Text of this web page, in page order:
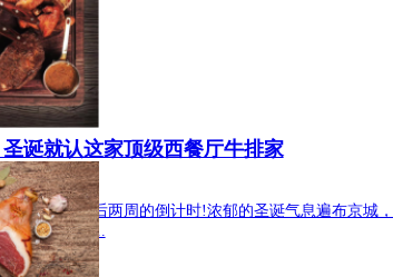
大街小巷...
诞就认这家顶级西餐厅牛排家
节，进入最后两周的倒计时!浓郁的圣诞气息遍布京城，
到圣诞歌，...